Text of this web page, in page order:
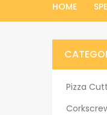
HOME
Pizza